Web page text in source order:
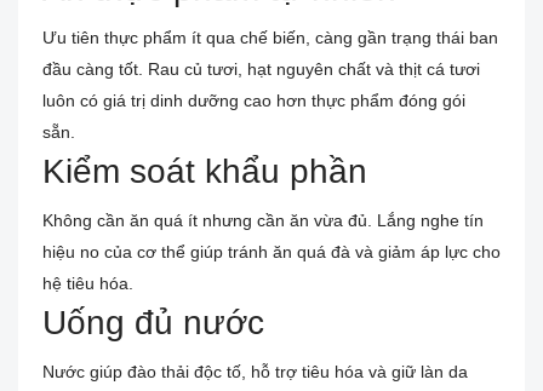
Ưu tiên thực phẩm ít qua chế biến, càng gần trạng thái ban
đầu càng tốt. Rau củ tươi, hạt nguyên chất và thịt cá tươi
luôn có giá trị dinh dưỡng cao hơn thực phẩm đóng gói
sẵn.
Kiểm soát khẩu phần
Không cần ăn quá ít nhưng cần ăn vừa đủ. Lắng nghe tín
hiệu no của cơ thể giúp tránh ăn quá đà và giảm áp lực cho
hệ tiêu hóa.
Uống đủ nước
Nước giúp đào thải độc tố, hỗ trợ tiêu hóa và giữ làn da